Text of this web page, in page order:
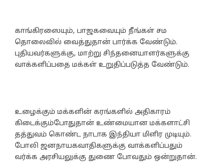
காங்கிரஸையும், பாஜகவையும் நீங்கள் சம
தொலைவில் வைத்துதான் பார்க்க வேண்டும்.
புதியவர்களுக்கு, மாற்று சிந்தனையாளர்களுக்கு
வாக்களிப்பதை மக்கள் உறுதிப்படுத்த வேண்டும்.
உழைக்கும் மக்களின் கரங்களில் அதிகாரம்
கிடைக்கும்போதுதான் உண்மையான மக்களாட்சி
தத்துவம் கொண்ட நாடாக இந்தியா மிளிர முடியும்.
போலி ஜனநாயகவாதிகளுக்கு வாக்களிப்பதும்
வர்க்க அரசியலுக்கு துணை போவதும் ஒன்றுதான்.